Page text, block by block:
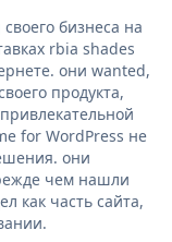
бизнеса на
rbia shades
они wanted,
продукта,
for WordPress не
они
чем нашли
как часть сайта,